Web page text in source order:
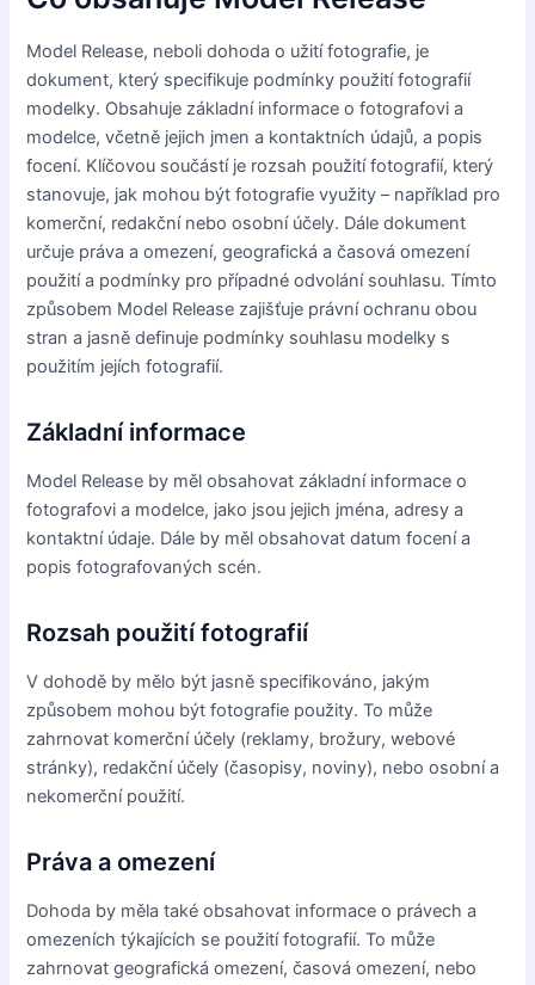
Model Release, neboli dohoda o užití fotografie, je
dokument, který specifikuje podmínky použití fotografií
modelky. Obsahuje základní informace o fotografovi a
modelce, včetně jejich jmen a kontaktních údajů, a popis
focení. Klíčovou součástí je rozsah použití fotografií, který
stanovuje, jak mohou být fotografie využity – například pro
komerční, redakční nebo osobní účely. Dále dokument
určuje práva a omezení, geografická a časová omezení
použití a podmínky pro případné odvolání souhlasu. Tímto
způsobem Model Release zajišťuje právní ochranu obou
stran a jasně definuje podmínky souhlasu modelky s
použitím jejích fotografií.
Základní informace
Model Release by měl obsahovat základní informace o
fotografovi a modelce, jako jsou jejich jména, adresy a
kontaktní údaje. Dále by měl obsahovat datum focení a
popis fotografovaných scén.
Rozsah použití fotografií
V dohodě by mělo být jasně specifikováno, jakým
způsobem mohou být fotografie použity. To může
zahrnovat komerční účely (reklamy, brožury, webové
stránky), redakční účely (časopisy, noviny), nebo osobní a
nekomerční použití.
Práva a omezení
Dohoda by měla také obsahovat informace o právech a
omezeních týkajících se použití fotografií. To může
zahrnovat geografická omezení, časová omezení, nebo